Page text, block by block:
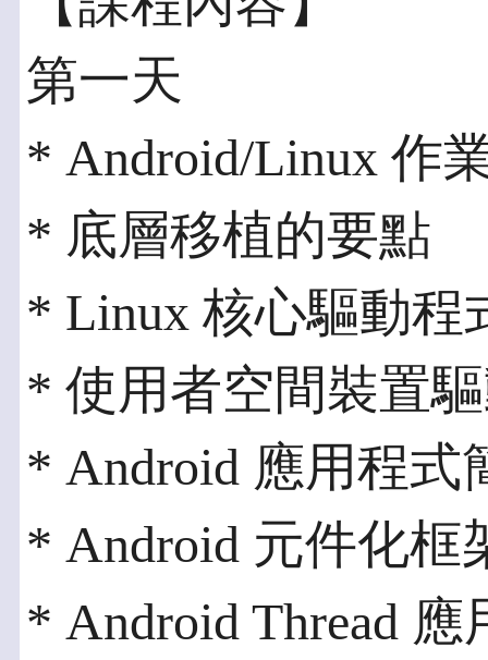
第一天
* Android/Linux 作
* 底層移植的要點
* Linux 核心驅動程
* 使用者空間裝置
* Android 應用程式
* Android 元件化框
* Android Thread